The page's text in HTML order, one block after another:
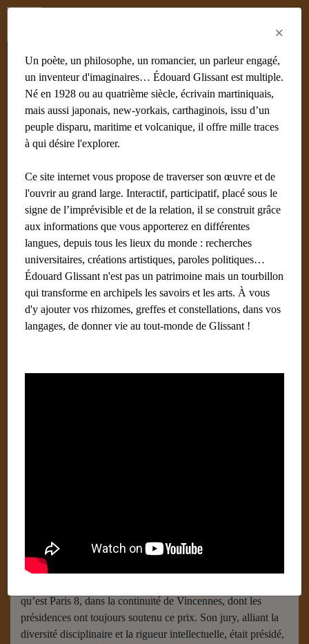
doctorants qui mettent en valeur la mondialité, l’échange, la
différence, la créolisation, notions chères au poète
qu’est Paris 8, dans la continuité de Vincennes, dont les
présidences ont toujours soutenu ce prix. Son jury, alliant la
diversité disciplinaire et la rigueur intellectuelle, était présidé,
×
Un poète, un philosophe, un romancier, un parleur engagé,
un inventeur d'imaginaires… Édouard Glissant est multiple.
Né en 1928 ou au quatrième siècle, écrivain martiniquais,
mais aussi japonais, new-yorkais, carthaginois, issu d’un
peuple disparu, maritime et volcanique, il offre mille traces
à qui désire l'explorer.
Ce site internet vous propose de traverser son œuvre et de
l'ouvrir au grand large. Interactif, participatif, placé sous le
signe de l’imprévisible et de la relation, il se construit grâce
aux informations que vous apporterez en différentes
langues, depuis tous les lieux du monde : recherches
universitaires, créations artistiques, paroles politiques…
Édouard Glissant n'est pas un patrimoine mais un tourbillon
qui transforme en archipels les savoirs et les arts. À vous
d'y ajouter vos rhizomes, greffes et constellations, dans vos
langages, de donner vie au tout-monde de Glissant !